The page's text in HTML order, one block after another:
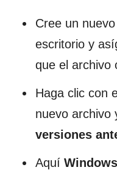
Cree un nuevo
escritorio y
que el archivo
Haga clic con
nuevo archivo
versiones
Aquí Windows